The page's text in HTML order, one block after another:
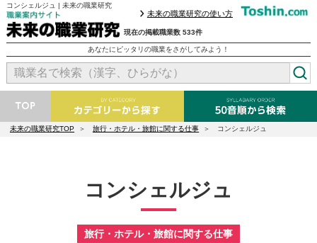
コンシェルジュ | 未来の職業研究
現在の掲載職業数 533件
あなたにピッタリの職業をさがしてみよう！
未来の職業研究の使い方
未来の職業研究TOP 旅行・ホテル・旅館に関する仕事 コンシェルジュ
コンシェルジュ
旅行・ホテル・旅館に関する仕事